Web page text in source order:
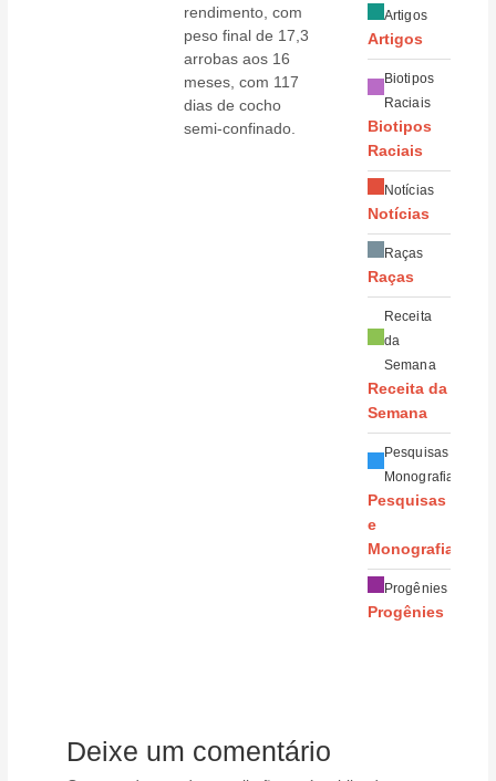
rendimento, com
peso final de 17,3
arrobas aos 16
meses, com 117
dias de cocho
semi-confinado.
Artigos
Artigos
Biotipos
Raciais
Biotipos
Raciais
Notícias
Notícias
Raças
Raças
Receita
da
Semana
Receita da
Semana
Pesquisas e
Monografias
Pesquisas
e
Monografias
Progênies
Progênies
Deixe um comentário